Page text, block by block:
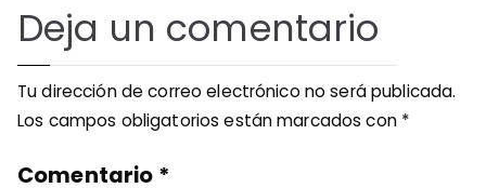
Deja un comentario
Tu dirección de correo electrónico no será publicada.
Los campos obligatorios están marcados con *
Comentario *